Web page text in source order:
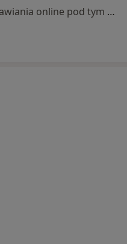
Specjalista nie oferuje umawiania online pod tym adresem.